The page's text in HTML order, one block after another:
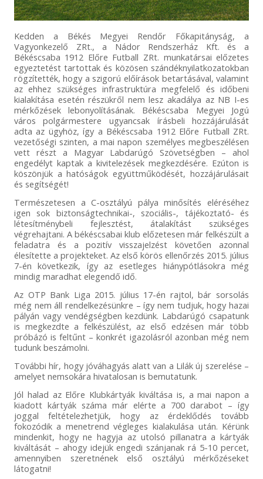
Kedden a Békés Megyei Rendőr Főkapitányság, a
Vagyonkezelő ZRt., a Nádor Rendszerház Kft. és a
Békéscsaba 1912 Előre Futball ZRt. munkatársai előzetes
egyeztetést tartottak és közösen szándéknyilatkozatokban
rögzítették, hogy a szigorú előírások betartásával, valamint
az ehhez szükséges infrastruktúra megfelelő és időbeni
kialakítása esetén részükről nem lesz akadálya az NB I-es
mérkőzések lebonyolításának. Békéscsaba Megyei Jogú
város polgármestere ugyancsak írásbeli hozzájárulását
adta az ügyhöz, így a Békéscsaba 1912 Előre Futball ZRt.
vezetőségi szinten, a mai napon személyes megbeszélésen
vett részt a Magyar Labdarúgó Szövetségben – ahol
engedélyt kaptak a kivitelezések megkezdésére. Ezúton is
köszönjük a hatóságok együttműködését, hozzájárulásait
és segítségét!
Természetesen a C-osztályú pálya minősítés eléréséhez
igen sok biztonságtechnikai-, szociális-, tájékoztató- és
létesítménybeli fejlesztést, átalakítást szükséges
végrehajtani. A békéscsabai klub előzetesen már felkészült a
feladatra és a pozitív visszajelzést követően azonnal
élesítette a projekteket. Az első körös ellenőrzés 2015. július
7-én következik, így az esetleges hiánypótlásokra még
mindig maradhat elegendő idő.
Az OTP Bank Liga 2015. július 17-én rajtol, bár sorsolás
még nem áll rendelkezésünkre – így nem tudjuk, hogy hazai
pályán vagy vendégségben kezdünk. Labdarúgó csapatunk
is megkezdte a felkészülést, az első edzésen már több
próbázó is feltűnt – konkrét igazolásról azonban még nem
tudunk beszámolni.
További hír, hogy jóváhagyás alatt van a Lilák új szerelése –
amelyet nemsokára hivatalosan is bemutatunk.
Jól halad az Előre Klubkártyák kiváltása is, a mai napon a
kiadott kártyák száma már elérte a 700 darabot – így
joggal feltételezhetjük, hogy az érdeklődés tovább
fokozódik a menetrend végleges kialakulása után. Kérünk
mindenkit, hogy ne hagyja az utolsó pillanatra a kártyák
kiváltását – ahogy idejük engedi szánjanak rá 5-10 percet,
amennyiben szeretnének első osztályú mérkőzéseket
látogatni!